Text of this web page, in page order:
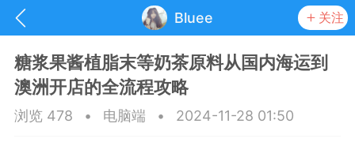
Bluee 关注
糖浆果酱植脂末等奶茶原料从国内海运到
澳洲开店的全流程攻略
浏览 478 • 电脑端 • 2024-11-28 01:50